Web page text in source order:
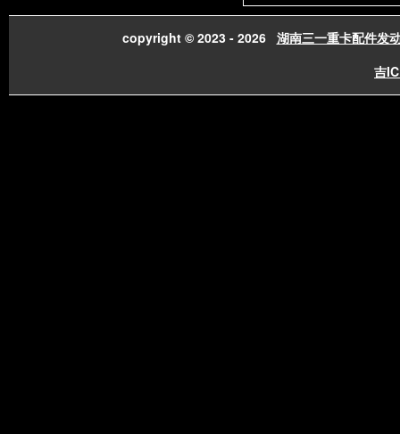
copyright © 2023 - 2026 湖南三一重卡配件发
吉